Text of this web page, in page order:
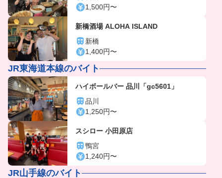
1,500円〜
新橋酒場 ALOHA ISLAND
新橋
1,400円〜
JR東海道本線のバイト
ハイボールバー 品川「gc5601」
品川
1,250円〜
スシロー 小田原店
鴨宮
1,240円〜
JR山手線のバイト